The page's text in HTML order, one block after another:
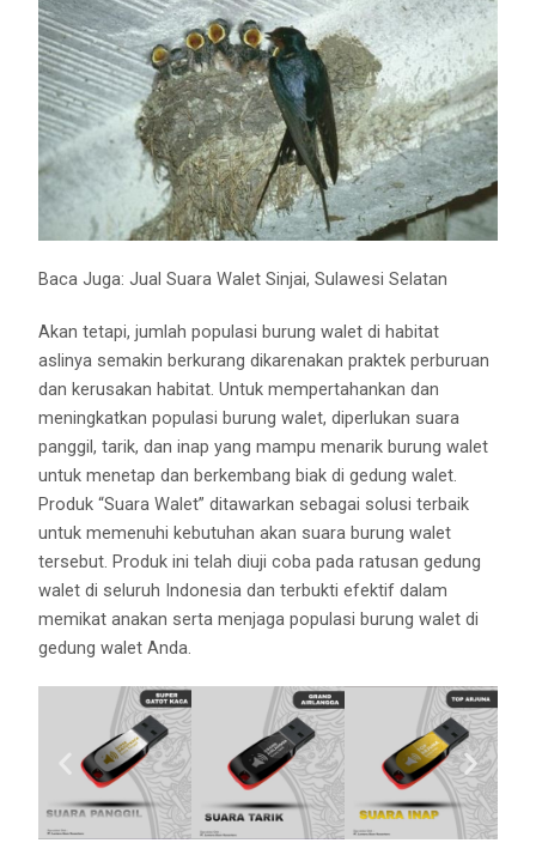
Baca Juga:Jual Suara Walet Sinjai, Sulawesi Selatan
Akan tetapi, jumlah populasi burung walet di habitat
aslinya semakin berkurang dikarenakan praktek perburuan
dan kerusakan habitat. Untuk mempertahankan dan
meningkatkan populasi burung walet, diperlukan suara
panggil, tarik, dan inap yang mampu menarik burung walet
untuk menetap dan berkembang biak di gedung walet.
Produk “Suara Walet” ditawarkan sebagai solusi terbaik
untuk memenuhi kebutuhan akan suara burung walet
tersebut. Produk ini telah diuji coba pada ratusan gedung
walet di seluruh Indonesia dan terbukti efektif dalam
memikat anakan serta menjaga populasi burung walet di
gedung walet Anda.